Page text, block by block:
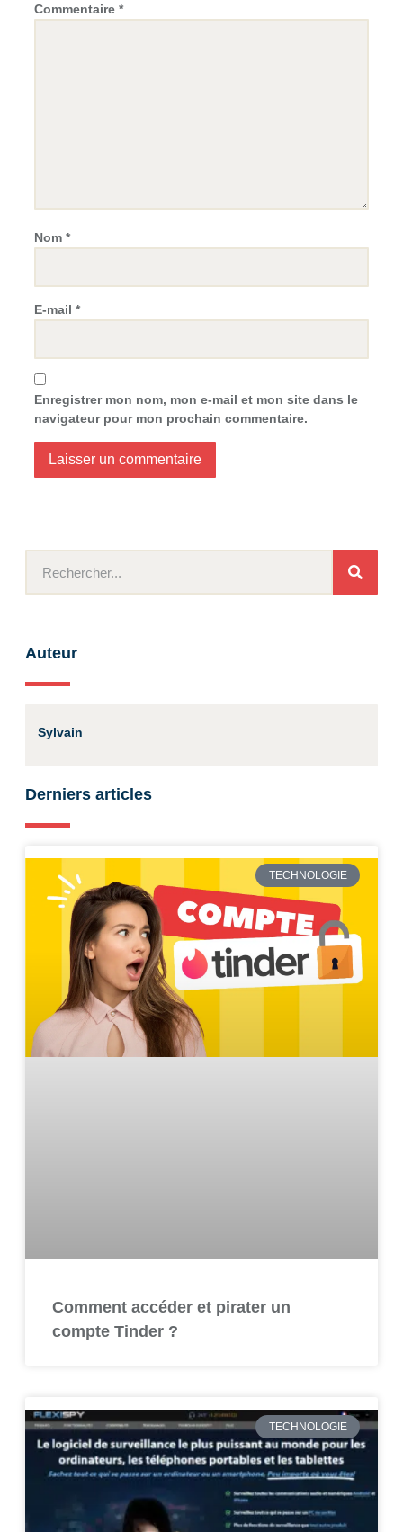
Commentaire *
Nom *
E-mail *
Enregistrer mon nom, mon e-mail et mon site dans le
navigateur pour mon prochain commentaire.
Auteur
Sylvain
Derniers articles
TECHNOLOGIE
Comment accéder et pirater un
compte Tinder ?
TECHNOLOGIE